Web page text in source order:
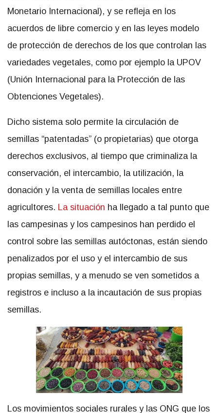
Monetario Internacional), y se refleja en los
acuerdos de libre comercio y en las leyes modelo
de protección de derechos de los que controlan las
variedades vegetales, como por ejemplo la UPOV
(Unión Internacional para la Protección de las
Obtenciones Vegetales).
Dicho sistema solo permite la circulación de
semillas “patentadas” (o propietarias) que otorga
derechos exclusivos, al tiempo que criminaliza la
conservación, el intercambio, la utilización, la
donación y la venta de semillas locales entre
agricultores. La situación ha llegado a tal punto que
las campesinas y los campesinos han perdido el
control sobre las semillas autóctonas, están siendo
penalizados por el uso y el intercambio de sus
propias semillas, y a menudo se ven sometidos a
registros e incluso a la incautación de sus propias
semillas.
Los movimientos sociales rurales y las ONG que los